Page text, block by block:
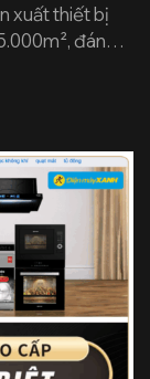
xuất thiết bị
đánh
rộng ra thị